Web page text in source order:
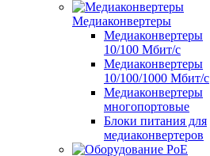
Медиаконвертеры
Медиаконвертеры
10/100 Мбит/с
Медиаконвертеры
10/100/1000 Мбит/c
Медиаконвертеры
многопортовые
Блоки питания для
медиаконвертеров